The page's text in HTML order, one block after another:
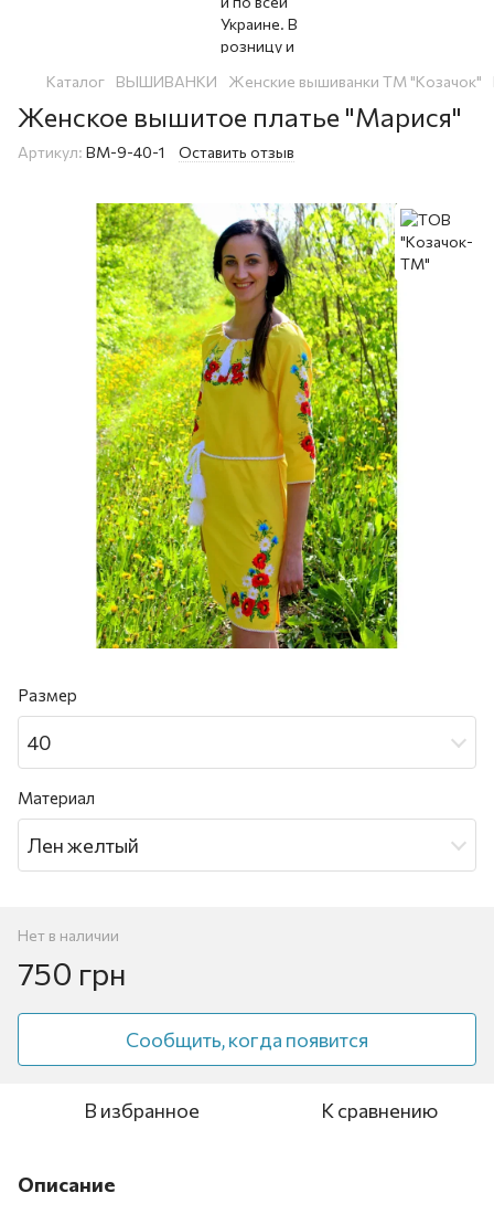
Каталог ВЫШИВАНКИ Женские вышиванки ТМ "Козачок"
Женское вышитое платье "Марися"
Артикул: ВМ-9-40-1 Оставить отзыв
Размер
40
Материал
Лен желтый
Нет в наличии
750 грн
Сообщить, когда появится
В избранное К сравнению
Описание